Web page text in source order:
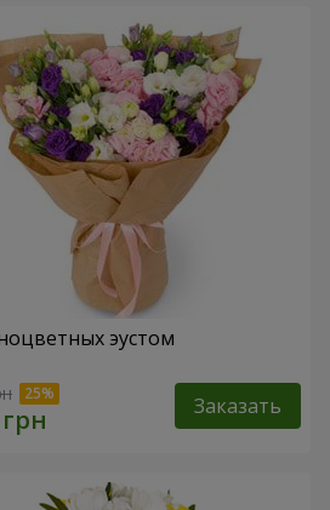
эустом
Заказать